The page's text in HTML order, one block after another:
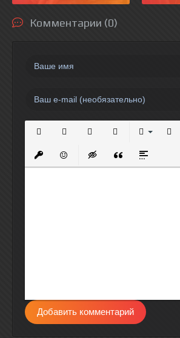
Комментарии (0)
Вставить защищенную ссылку
Вставить смайлик
Вставка скрытого
Вставка цитаты
Вставка
Добавить комментарий